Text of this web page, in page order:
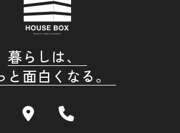
暮らしは、
と面白くなる。